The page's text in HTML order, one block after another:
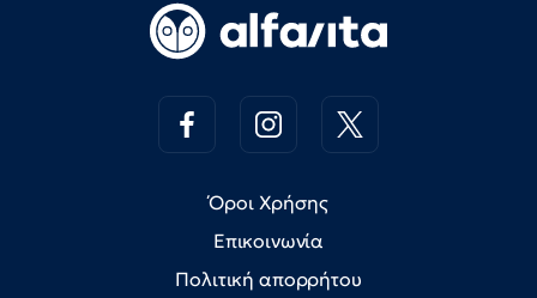
Όροι Χρήσης
Επικοινωνία
Πολιτική απορρήτου